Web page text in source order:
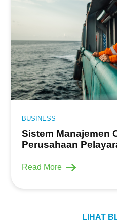
BUSINESS
Sistem Manajemen
Perusahaan
Read More
LIHAT